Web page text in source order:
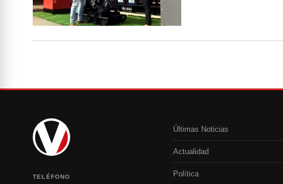
TELÉFONO
Últimas Noticias
Actualidad
Política